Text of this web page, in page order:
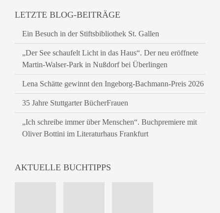
LETZTE BLOG-BEITRÄGE
Ein Besuch in der Stiftsbibliothek St. Gallen
„Der See schaufelt Licht in das Haus“. Der neu eröffnete
Martin-Walser-Park in Nußdorf bei Überlingen
Lena Schätte gewinnt den Ingeborg-Bachmann-Preis 2026
35 Jahre Stuttgarter BücherFrauen
„Ich schreibe immer über Menschen“. Buchpremiere mit
Oliver Bottini im Literaturhaus Frankfurt
AKTUELLE BUCHTIPPS